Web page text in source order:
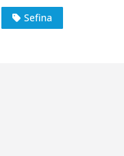
Sefina